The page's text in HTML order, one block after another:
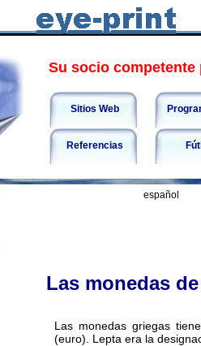
Su socio competente
Sitios Web
Referencias
español
Las monedas
Las monedas griegas
(euro). Lepta era la